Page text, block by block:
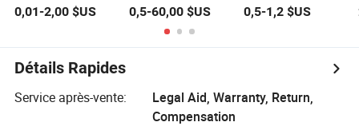
coude PE, raccord
plaque murale
Pex, soudure,
raccord en croix,
robinet
0,01-2,00 $US
presse Gaz
Plomberie Huile
Réfrigération
0,5-60,00 $US
système de
cuivre, coude
réducteur, croix,
0,5-1,2 $US
Détails Rapides
Service après-vente:
Legal Aid, Warranty, Return,
Compensation